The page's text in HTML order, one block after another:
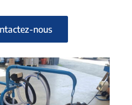
nous